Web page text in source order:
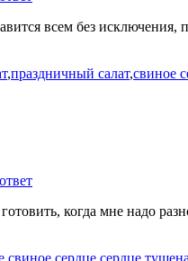
всем без
,праздничный салат,свиное
когда мне надо
,свиное сердце,сердце,